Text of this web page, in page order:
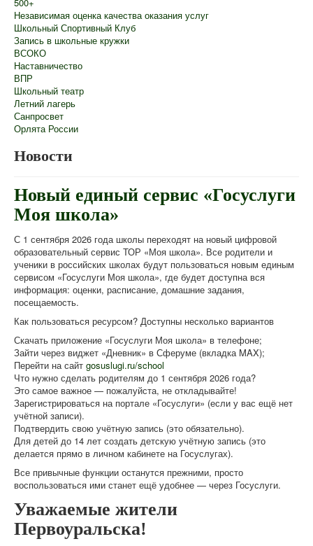
Независимая оценка качества оказания услуг
Школьный Спортивный Клуб
Запись в школьные кружки
ВСОКО
Наставничество
ВПР
Школьный театр
Летний лагерь
Санпросвет
Орлята России
Новости
Новый единый сервис «Госуслуги
Моя школа»
С 1 сентября 2026 года школы переходят на новый цифровой
образовательный сервис ТОР «Моя школа». Все родители и
ученики в российских школах будут пользоваться новым единым
сервисом «Госуслуги Моя школа», где будет доступна вся
информация: оценки, расписание, домашние задания,
посещаемость.
Как пользоваться ресурсом? Доступны несколько вариантов
Скачать приложение «Госуслуги Моя школа» в телефоне;
Зайти через виджет «Дневник» в Сферуме (вкладка MAX);
Перейти на сайт gosuslugi.ru/school
Что нужно сделать родителям до 1 сентября 2026 года?
Это самое важное — пожалуйста, не откладывайте!
Зарегистрироваться на портале «Госуслуги» (если у вас ещё нет
учётной записи).
Подтвердить свою учётную запись (это обязательно).
Для детей до 14 лет создать детскую учётную запись (это
делается прямо в личном кабинете на Госуслугах).
Все привычные функции останутся прежними, просто
воспользоваться ими станет ещё удобнее — через Госуслуги.
Уважаемые жители
Первоуральска!